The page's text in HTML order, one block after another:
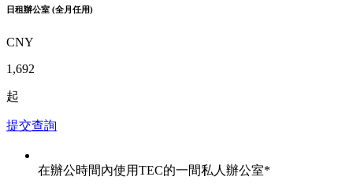
日租辦公室 (全月任用)
CNY
1,692
起
提交查詢
在辦公時間內使用TEC的一間私人辦公室*